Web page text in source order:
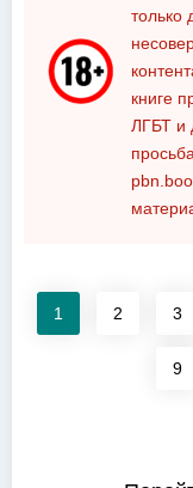
только
книге
ЛГБТ и
1 2 3
9